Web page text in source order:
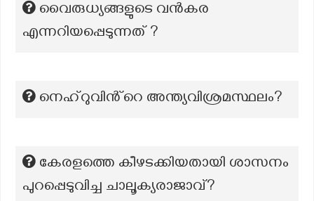
വൈരുധ്യങ്ങളുടെ വൻകര
എന്നറിയപ്പെടുന്നത് ?
നെഹ്‌റുവിൻ്റെ അന്ത്യവിശ്രമസ്ഥലം?
കേരളത്തെ കീഴടക്കിയതായി ശാസനം
പുറപ്പെടുവിച്ച ചാലൂക്യരാജാവ്?